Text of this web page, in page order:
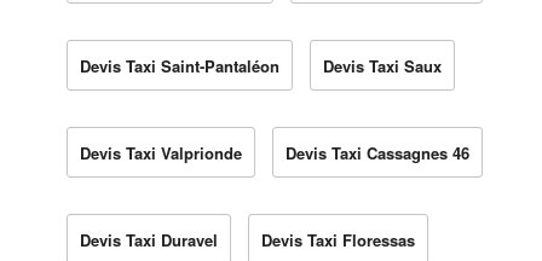
Devis Taxi Saint-Pantaléon Devis Taxi Saux
Devis Taxi Valprionde Devis Taxi Cassagnes 46
Devis Taxi Duravel Devis Taxi Floressas